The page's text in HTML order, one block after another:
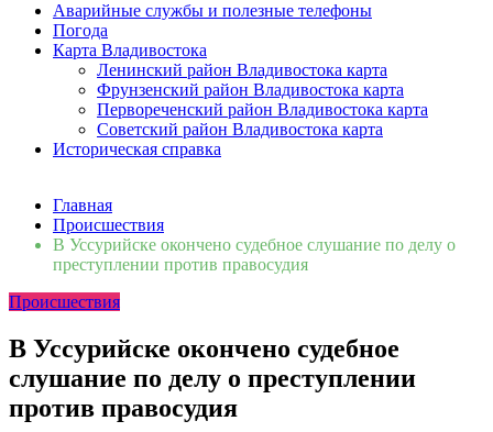
Владивосток — городской сайт
Аварийные службы и полезные телефоны
Погода
Карта Владивостока
Ленинский район Владивостока карта
Фрунзенский район Владивостока карта
Первореченский район Владивостока карта
Советский район Владивостока карта
Историческая справка
Сломалась бытовая техника во Владивостоке: как
быстро вернуть комфорт в дом и из...06.08.2026
Мобильная реклама на общественном транспорте: как
Во Владивостоке найдут хозяев незаконных сбросов в
Зарядка с полицейскими, бои кудо и семафорная азбука:
во Владивостоке прошла мас... 07.07.2026
Вельгодский Олег Николаевич15.03.2026
Бочин Сергей Витальевич
Ходнева Василиса Валентиновна
Главная
Происшествия
В Уссурийске окончено судебное слушание по делу о
преступлении против правосудия
Происшествия
В Уссурийске окончено судебное
слушание по делу о преступлении
против правосудия